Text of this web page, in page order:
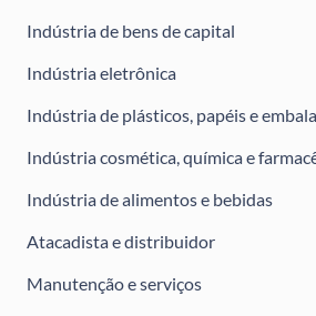
Indústria de bens de capital
Indústria eletrônica
Indústria de plásticos, papéis e
Indústria cosmética, química e
Indústria de alimentos e bebidas
Atacadista e distribuidor
Manutenção e serviços